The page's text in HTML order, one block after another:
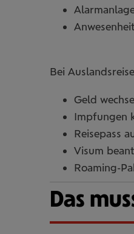
Bei
Geld
Impfungen
Reisepass
Visum
Roaming-
Das